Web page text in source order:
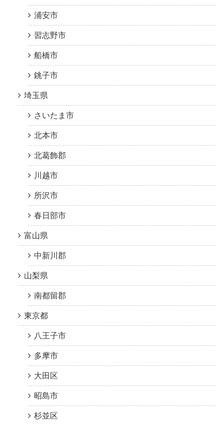
浦安市
習志野市
船橋市
銚子市
埼玉県
さいたま市
北本市
北葛飾郡
川越市
所沢市
春日部市
富山県
中新川郡
山梨県
南都留郡
東京都
八王子市
多摩市
大田区
昭島市
杉並区